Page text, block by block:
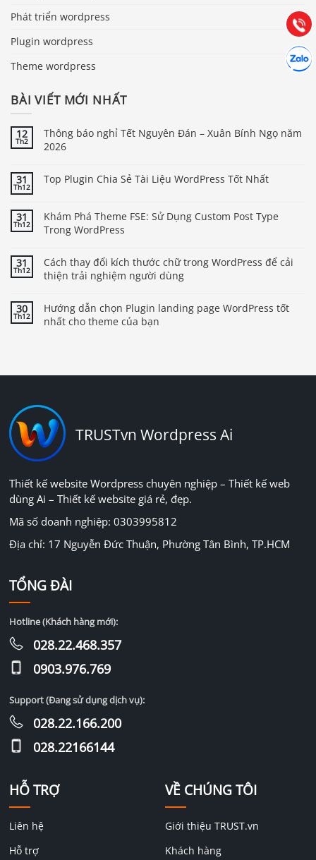
Phát triển wordpress
Plugin wordpress
Theme wordpress
BÀI VIẾT MỚI NHẤT
12
Th2
Thông báo nghỉ Tết Nguyên Đán – Xuân Bính Ngọ năm
2026
31
Th12
Top Plugin Chia Sẻ Tài Liệu WordPress Tốt Nhất
31
Th12
Khám Phá Theme FSE: Sử Dụng Custom Post Type
Trong WordPress
31
Th12
Cách thay đổi kích thước chữ trong WordPress để cải
thiện trải nghiệm người dùng
30
Th12
Hướng dẫn chọn Plugin landing page WordPress tốt
nhất cho theme của bạn
TRUSTvn Wordpress Ai
Thiết kế website Wordpress chuyên nghiệp – Thiết kế web
dùng Ai – Thiết kế website giá rẻ, đẹp.
Mã số doanh nghiệp: 0303995812
Địa chỉ: 17 Nguyễn Đức Thuận, Phường Tân Bình, TP.HCM
HỖ TRỢ
Liên hệ
Hỗ trợ
VỀ CHÚNG TÔI
Giới thiệu TRUST.vn
Khách hàng
TỔNG ĐÀI
Hotline (Khách hàng mới):
028.22.468.357
0903.976.769
Support (Đang sử dụng dịch vụ):
028.22.166.200
028.22166144
Gọi
(028) 22.166.144
Chát